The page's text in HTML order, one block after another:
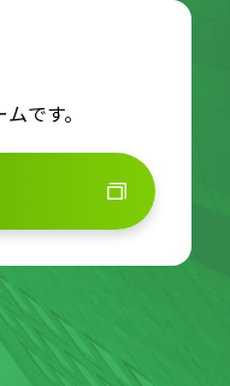
です。